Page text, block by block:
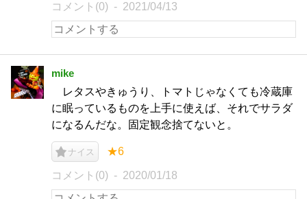
コメント(0) 2021/04/13
mike
レタスやきゅうり、トマトじゃなくても冷蔵庫
に眠っているものを上手に使えば、それでサラダ
になるんだな。固定観念捨てないと。
ナイス ★6
コメント(0) 2020/01/18